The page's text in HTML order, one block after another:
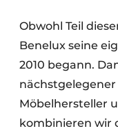
Obwohl Teil
Benelux seine
2010 begann.
Möbelhersteller
kombinieren wir